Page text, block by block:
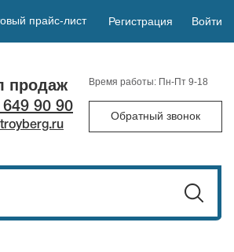
прайс-лист Регистрация Войти
продаж
649 90 90
Время работы: Пн-Пт 9-18
Обратный звонок